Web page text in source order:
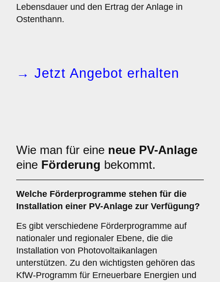
Lebensdauer und den Ertrag der Anlage in
Ostenthann.
→ Jetzt Angebot erhalten
Wie man für eine neue PV-Anlage
eine Förderung bekommt.
Welche Förderprogramme stehen für die
Installation einer PV-Anlage zur Verfügung?
Es gibt verschiedene Förderprogramme auf
nationaler und regionaler Ebene, die die
Installation von Photovoltaikanlagen
unterstützen. Zu den wichtigsten gehören das
KfW-Programm für Erneuerbare Energien und